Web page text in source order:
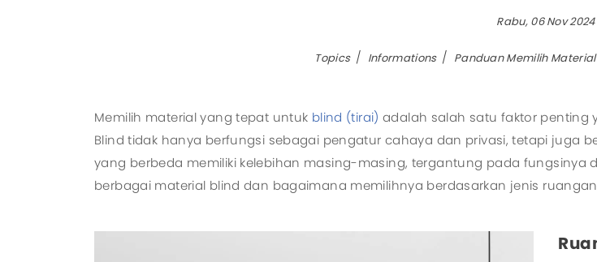
Aircool
Airfree
Eurus III
All Products
Rabu, 06 Nov 2024
Topics Informations Panduan Memilih
Memilih material yang tepat untuk blind (tirai) adalah salah satu faktor penting
Blind tidak hanya berfungsi sebagai pengatur cahaya dan privasi, tetapi juga
yang berbeda memiliki kelebihan masing-masing, tergantung pada fungsinya
berbagai material blind dan bagaimana memilihnya berdasarkan jenis